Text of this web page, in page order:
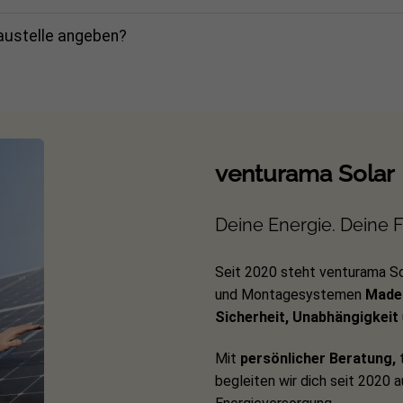
angeben?
venturama Solar
Deine Energie. Deine
Seit 2020 steht venturama
und Montagesystemen
Sicherheit, Unabhängigkeit
Mit persönlicher Beratung,
begleiten wir dich seit 2020